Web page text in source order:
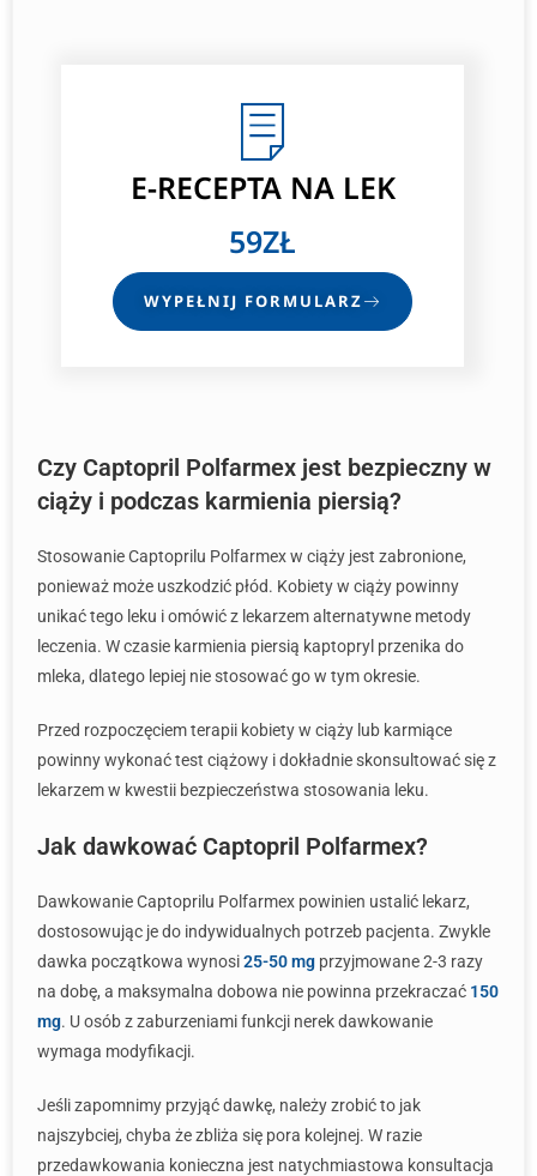
E-RECEPTA NA LEK
59ZŁ
WYPEŁNIJ FORMULARZ
Czy Captopril Polfarmex jest bezpieczny w
ciąży i podczas karmienia piersią?
Stosowanie Captoprilu Polfarmex w ciąży jest zabronione,
ponieważ może uszkodzić płód. Kobiety w ciąży powinny
unikać tego leku i omówić z lekarzem alternatywne metody
leczenia. W czasie karmienia piersią kaptopryl przenika do
mleka, dlatego lepiej nie stosować go w tym okresie.
Przed rozpoczęciem terapii kobiety w ciąży lub karmiące
powinny wykonać test ciążowy i dokładnie skonsultować się z
lekarzem w kwestii bezpieczeństwa stosowania leku.
Jak dawkować Captopril Polfarmex?
Dawkowanie Captoprilu Polfarmex powinien ustalić lekarz,
dostosowując je do indywidualnych potrzeb pacjenta. Zwykle
dawka początkowa wynosi25-50 mg przyjmowane 2-3 razy
na dobę, a maksymalna dobowa nie powinna przekraczać 150
mg. U osób z zaburzeniami funkcji nerek dawkowanie
wymaga modyfikacji.
Jeśli zapomnimy przyjąć dawkę, należy zrobić to jak
najszybciej, chyba że zbliża się pora kolejnej. W razie
przedawkowania konieczna jest natychmiastowa konsultacja